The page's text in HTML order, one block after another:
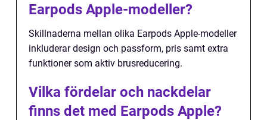
Earpods Apple-modeller?
Skillnaderna mellan olika Earpods Apple-modeller
inkluderar design och passform, pris samt extra
funktioner som aktiv brusreducering.
Vilka fördelar och nackdelar
finns det med Earpods Apple?